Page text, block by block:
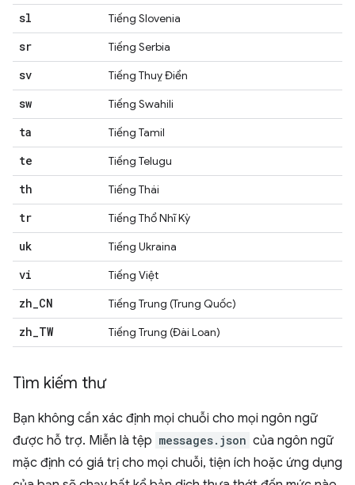
sl Tiếng Slovenia
sr Tiếng Serbia
sv Tiếng Thuỵ Điển
sw Tiếng Swahili
ta Tiếng Tamil
te Tiếng Telugu
th Tiếng Thái
tr Tiếng Thổ Nhĩ Kỳ
uk Tiếng Ukraina
vi Tiếng Việt
zh CN Tiếng Trung (Trung Quốc)
zh TW Tiếng Trung (Đài Loan)
Tìm kiếm thư
Bạn không cần xác định mọi chuỗi cho mọi ngôn ngữ
được hỗ trợ. Miễn là tệp messages.json của ngôn ngữ
mặc định có giá trị cho mọi chuỗi, tiện ích hoặc ứng dụng